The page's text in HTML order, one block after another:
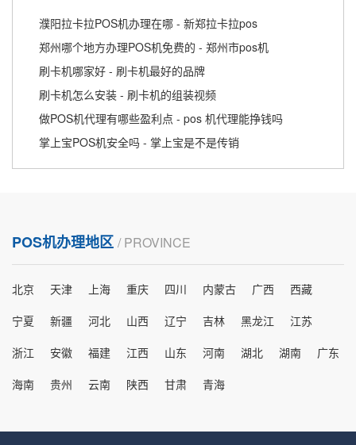
濮阳拉卡拉POS机办理在哪 - 新郑拉卡拉pos
郑州哪个地方办理POS机免费的 - 郑州市pos机
刷卡机哪家好 - 刷卡机最好的品牌
刷卡机怎么安装 - 刷卡机的组装视频
做POS机代理有哪些盈利点 - pos 机代理能挣钱吗
掌上宝POS机安全吗 - 掌上宝是不是传销
POS机办理地区 / PROVINCE
北京 天津 上海 重庆 四川 内蒙古 广西
西藏
宁夏
新疆 河北 山西 辽宁 吉林 黑龙江
江苏
浙江
安徽 福建 江西 山东 河南 湖北 湖南
广东
海南
贵州 云南 陕西 甘肃 青海